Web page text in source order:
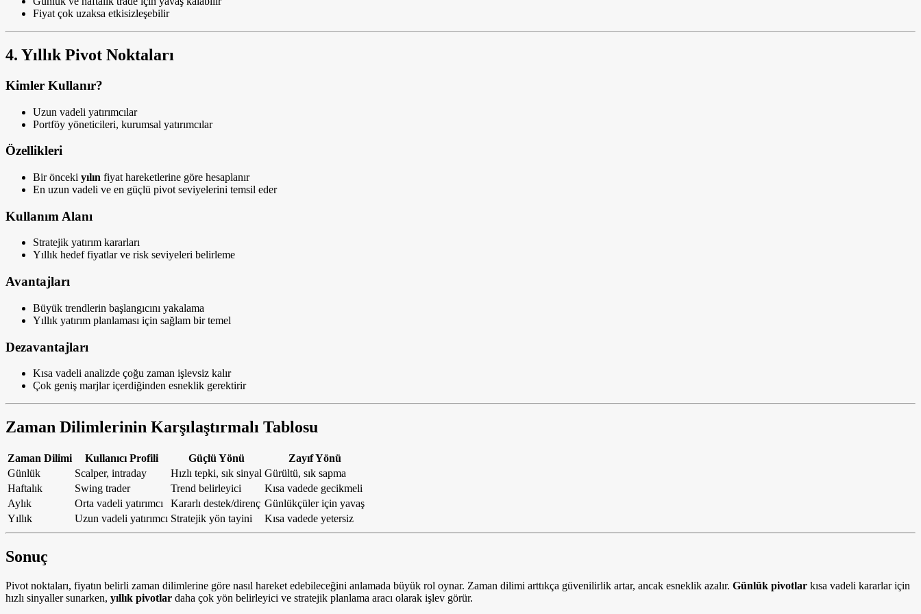
Fiyat çok uzaksa etkisizleşebilir
4. Yıllık Pivot Noktaları
Kimler Kullanır?
Uzun vadeli yatırımcılar
Portföy yöneticileri, kurumsal yatırımcılar
Özellikleri
Bir önceki yılın fiyat hareketlerine göre hesaplanır
En uzun vadeli ve en güçlü pivot seviyelerini temsil eder
Kullanım Alanı
Stratejik yatırım kararları
Yıllık hedef fiyatlar ve risk seviyeleri belirleme
Avantajları
Büyük trendlerin başlangıcını yakalama
Yıllık yatırım planlaması için sağlam bir temel
Dezavantajları
Kısa vadeli analizde çoğu zaman işlevsiz kalır
Çok geniş marjlar içerdiğinden esneklik gerektirir
Zaman Dilimlerinin Karşılaştırmalı Tablosu
Zaman Dilimi Kullanıcı Profili Güçlü Yönü
Zayıf Yönü
Günlük
Scalper, intraday Hızlı tepki, sık sinyal Gürültü, sık sapma
Haftalık
Swing trader Trend belirleyici
Kısa vadede gecikmeli
Aylık
Orta vadeli yatırımcı Kararlı destek/direnç Günlükçüler için yavaş
Yıllık
Uzun vadeli yatırımcı Stratejik yön tayini Kısa vadede yetersiz
Sonuç
Pivot noktaları, fiyatın belirli zaman dilimlerine göre nasıl hareket edebileceğini anlamada büyük rol oynar. Zaman dilimi arttıkça güvenilirlik artar, ancak esneklik azalır. Günlük pivotlar kısa vadeli kararlar için
hızlı sinyaller sunarken, yıllık pivotlar daha çok yön belirleyici ve stratejik planlama aracı olarak işlev görür.